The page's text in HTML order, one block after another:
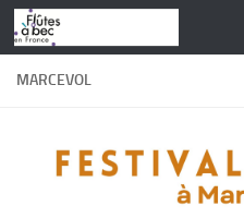
Skip to content
MARCEVOL